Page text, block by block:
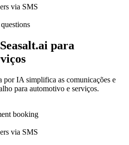
via SMS
para
por IA simplifica as comunicações e
para automotivo e serviços.
booking
via SMS